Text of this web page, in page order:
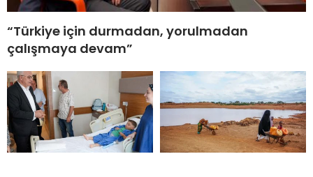
“Türkiye için durmadan, yorulmadan
çalışmaya devam”